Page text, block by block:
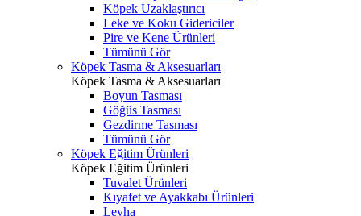
Köpek Uzaklaştırıcı
Leke ve Koku Gidericiler
Pire ve Kene Ürünleri
Tümünü Gör
Köpek Tasma & Aksesuarları
Köpek Tasma & Aksesuarları
Boyun Tasması
Göğüs Tasması
Gezdirme Tasması
Tümünü Gör
Köpek Eğitim Ürünleri
Köpek Eğitim Ürünleri
Tuvalet Ürünleri
Kıyafet ve Ayakkabı Ürünleri
Levha